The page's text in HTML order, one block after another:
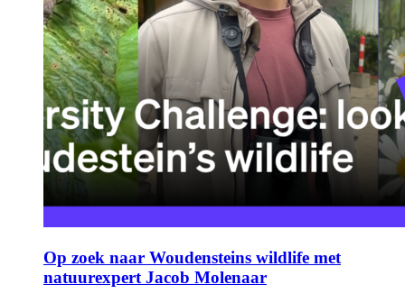
Op zoek naar Woudensteins wildlife met
natuurexpert Jacob Molenaar